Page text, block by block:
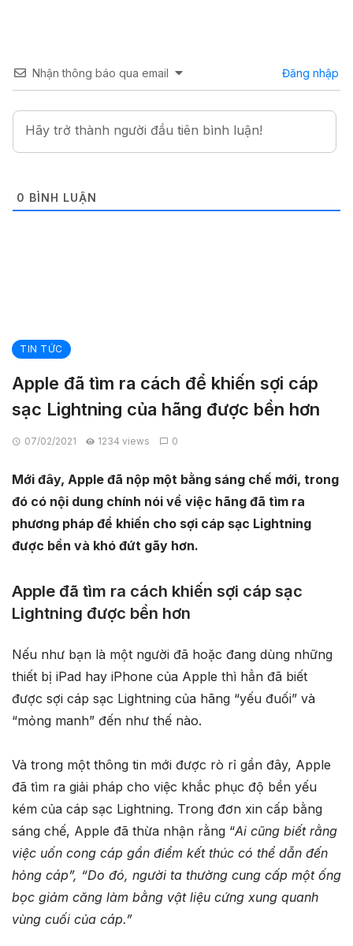
Nhận thông báo qua email Đăng nhập
0 BÌNH LUẬN
TIN TỨC
Apple đã tìm ra cách để khiến sợi cáp
sạc Lightning của hãng được bền hơn
07/02/2021 1234 views 0
Mới đây, Apple đã nộp một bằng sáng chế mới, trong
đó có nội dung chính nói về việc hãng đã tìm ra
phương pháp để khiến cho sợi cáp sạc Lightning
được bền và khó đứt gãy hơn.
Apple đã tìm ra cách khiến sợi cáp sạc
Lightning được bền hơn
Nếu như bạn là một người đã hoặc đang dùng những
thiết bị iPad hay iPhone của Apple thì hẳn đã biết
được sợi cáp sạc Lightning của hãng “yếu đuối” và
“mỏng manh” đến như thế nào.
Và trong một thông tin mới được rò rỉ gần đây, Apple
đã tìm ra giải pháp cho việc khắc phục độ bền yếu
kém của cáp sạc Lightning. Trong đơn xin cấp bằng
sáng chế, Apple đã thừa nhận rằng “Ai cũng biết rằng
việc uốn cong cáp gần điểm kết thúc có thể dẫn đến
hỏng cáp”, “Do đó, người ta thường cung cấp một ống
bọc giảm căng làm bằng vật liệu cứng xung quanh
vùng cuối của cáp.”